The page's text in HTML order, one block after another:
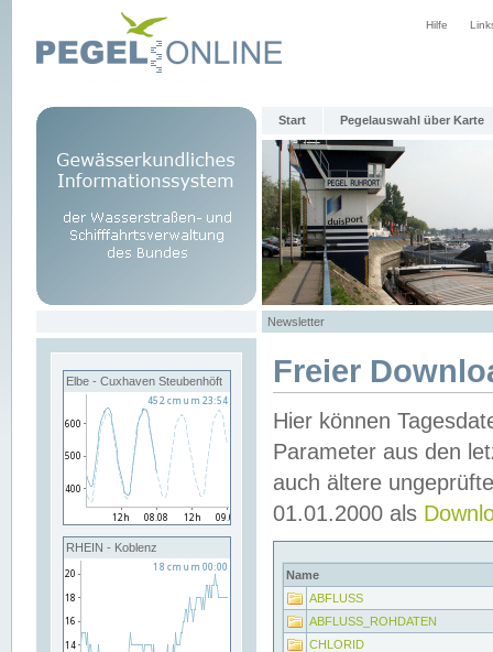
Hilfe
Start Pegelauswahl über Karte
Newsletter
Elbe - Cuxhaven Steubenhöft
RHEIN - Koblenz
Freier
Hier können
Parameter aus den
auch ältere
01.01.2000 als
Name
ABFLUSS
ABFLUSS_ROHDATEN
CHLORID